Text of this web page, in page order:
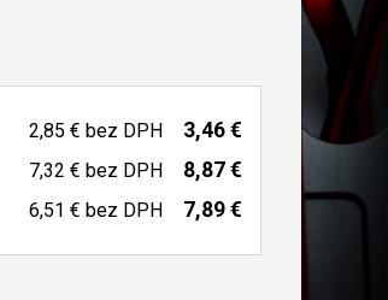
2,85 € bez DPH 3,46 €
7,32 € bez DPH 8,87 €
6,51 € bez DPH 7,89 €